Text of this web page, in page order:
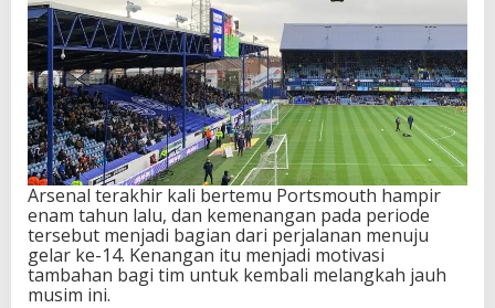
Arsenal terakhir kali bertemu Portsmouth hampir
enam tahun lalu, dan kemenangan pada periode
tersebut menjadi bagian dari perjalanan menuju
gelar ke-14. Kenangan itu menjadi motivasi
tambahan bagi tim untuk kembali melangkah jauh
musim ini.